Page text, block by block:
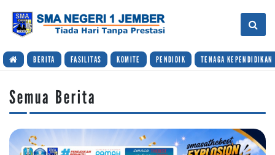
BERITA FASILITAS KOMITE PENDIDIK TENAGA KEPENDIDIKAN
Semua Berita